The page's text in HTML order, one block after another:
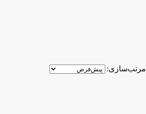
مرتب‌سازی: